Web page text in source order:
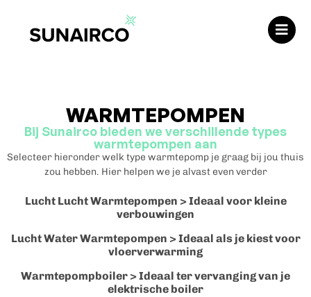
WARMTEPOMPEN
Bij Sunairco bieden we verschillende types
warmtepompen aan
Selecteer hieronder welk type warmtepomp je graag bij jou thuis
zou hebben. Hier helpen we je alvast even verder
Lucht Lucht Warmtepompen > Ideaal voor kleine
verbouwingen
Lucht Water Warmtepompen > Ideaal als je kiest voor
vloerverwarming
Warmtepompboiler > Ideaal ter vervanging van je
elektrische boiler